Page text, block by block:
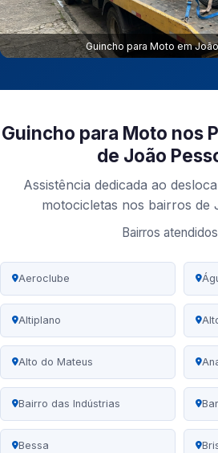
Guincho para Moto em
Guincho para Moto nos
de João
Assistência dedicada ao
motocicletas nos bairros de
Bairros
Aeroclube
Altiplano
Alto do Mateus
Bairro das Indústrias
Bessa